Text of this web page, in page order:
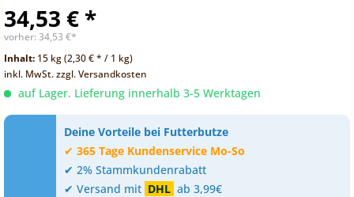
34,53 € *
vorher: 34,53 €*
Inhalt: 15 kg (2,30 € * / 1 kg)
inkl. MwSt.zzgl. Versandkosten
auf Lager. Lieferung innerhalb 3-5 Werktagen
Deine Vorteile bei Futterbutze
✔ 365 Tage Kundenservice Mo-So
✔ 2% Stammkundenrabatt
✔ Versand mit DHL ab 3,99€